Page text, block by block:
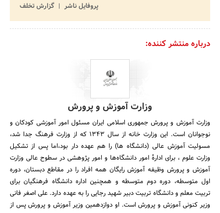
پروفایل ناشر
گزارش تخلف
درباره منتشر کننده:
وزارت آموزش و پرورش
وزارت آموزش و پرورش جمهوری اسلامی ایران مسئول امور آموزشی کودکان و
نوجوانان است. این وزارت خانه از سال 1343 که از وزارت فرهنگ جدا شد،
مسولیت آموزش عالی (دانشگاه ها) را هم عهده دار بود،اما پس از تشکیل
وزارت علوم ، برای ادارهٔ امور دانشگاه‌ها و امور پژوهشی در سطوح عالی وزارت
آموزش و پرورش وظیفه آموزش رایگان همه افراد را در مقاطع دبستان، دوره
اول متوسطه، دوره دوم متوسطه و همچنین اداره دانشگاه فرهنگیان برای
تربیت معلم و دانشگاه تربیت دبیر شهید رجایی را به عهده دارد. علی اصغر فانی
وزیر کنونی آموزش و پرورش است. او دوازدهمین وزیر آموزش و پرورش پس از